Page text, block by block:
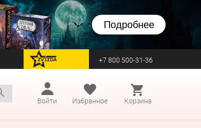
Подробнее
перейти на Zvezda +7 800 500-31-36
Войти
Избранное Корзина